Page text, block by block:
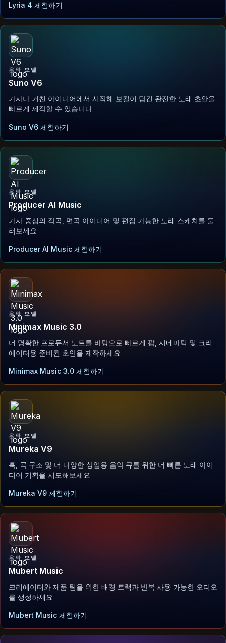
Lyria 4 체험하기
음악 모델
Suno V6
가사나 거친 아이디어에서 시작해 보컬이 담긴 완전한 노래 초안을
빠르게 제작할 수 있습니다
Suno V6 체험하기
음악 모델
Producer AI Music
가사 중심의 작곡, 편곡 아이디어 및 편집 가능한 노래 스케치를 둘
러보세요
Producer AI Music 체험하기
음악 모델
Minimax Music 3.0
더 명확한 프로듀서 노트를 바탕으로 빠르게 팝, 시네마틱 및 크리
에이터용 준비된 초안을 제작하세요
Minimax Music 3.0 체험하기
음악 모델
Mureka V9
훅, 곡 구조 및 더 다양한 상업용 음악 큐를 위한 더 빠른 노래 아이
디어 기획을 시도해보세요
Mureka V9 체험하기
음악 모델
Mubert Music
크리에이터와 제품 팀을 위한 배경 트랙과 반복 사용 가능한 오디오
를 생성하세요
Mubert Music 체험하기